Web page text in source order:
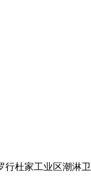
行杜家工业区潮淋